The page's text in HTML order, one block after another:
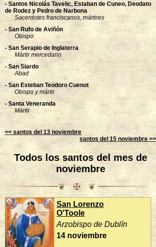
- Santos Nicolás Tavelic, Estaban de Cuneo, Deodato
de Rodez y Pedro de Narbona
Sacerdotes franciscanos, mártires
- San Rufo de Aviñón
Obispo
- San Serapio de Inglaterra
Mártir mercedario
- San Siardo
Abad
- San Esteban Teodoro Cuenot
Obispo y mártir
- Santa Veneranda
Mártir
<< santos del 13 noviembre
santos del 15 noviembre >>
Todos los santos del mes de
noviembre
❦ ✠ ❦
San Lorenzo
O'Toole
Arzobispo de Dublín
14 noviembre